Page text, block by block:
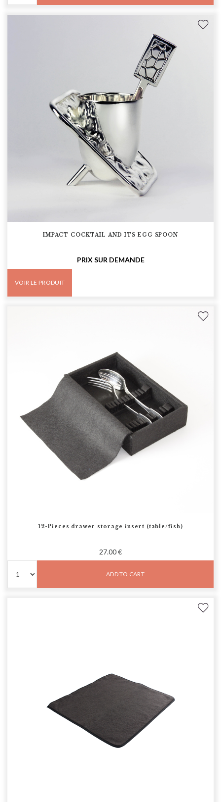
IMPACT COCKTAIL AND ITS EGG SPOON
PRIX SUR DEMANDE
VOIR LE PRODUIT
12-Pieces drawer storage insert (table/fish)
27.00 €
ADD TO CART